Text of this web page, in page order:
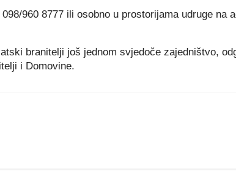
960 8777 ili osobno u prostorijama udruge na
branitelji još jednom svjedoče zajedništvo,
i Domovine.